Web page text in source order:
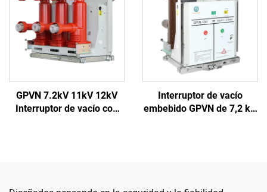
GPVN 7.2kV 11kV 12kV
Interruptor de vacío con
Interruptor de vacío
embebido GPVN de 7,2 kV,